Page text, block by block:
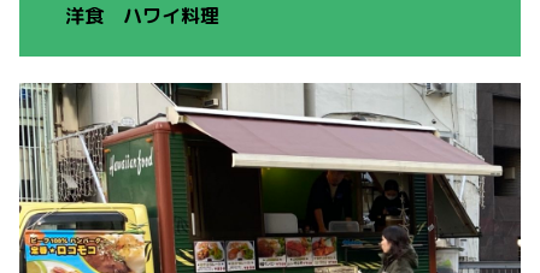
洋食 ハワイ料理